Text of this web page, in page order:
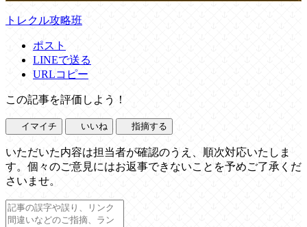
トレクル攻略班
ポスト
LINEで送る
URLコピー
この記事を評価しよう！
イマイチ いいね 指摘する
いただいた内容は担当者が確認のうえ、順次対応いたしま
す。個々のご意見にはお返事できないことを予めご了承くだ
さいませ。